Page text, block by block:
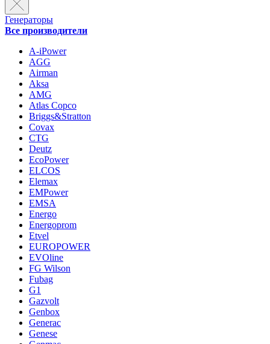
Генераторы
Все производители
A-iPower
AGG
Airman
Aksa
AMG
Atlas Copco
Briggs&Stratton
Covax
CTG
Deutz
EcoPower
ELCOS
Elemax
EMPower
EMSA
Energo
Energoprom
Etvel
EUROPOWER
EVOline
FG Wilson
Fubag
G1
Gazvolt
Genbox
Generac
Genese